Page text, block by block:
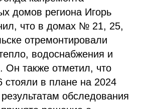
домов региона Игорь
что в домах № 21, 25,
отремонтировали
водоснабжения и
Он также отметил, что
в плане на 2024
обследования